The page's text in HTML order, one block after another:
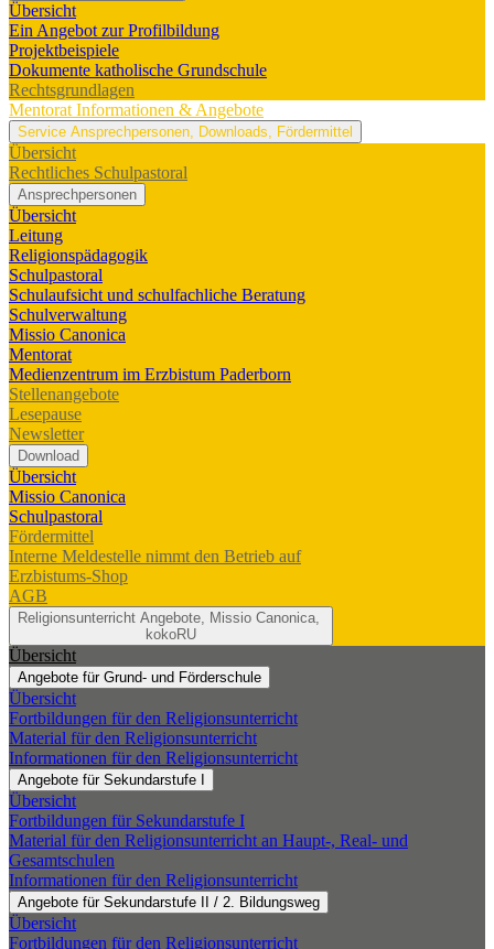
Übersicht
Ein Angebot zur Profilbildung
Projektbeispiele
Dokumente katholische Grundschule
Rechtsgrundlagen
Mentorat Informationen & Angebote
Service Ansprechpersonen, Downloads, Fördermittel
Übersicht
Rechtliches Schulpastoral
Ansprechpersonen
Übersicht
Leitung
Religionspädagogik
Schulpastoral
Schulaufsicht und schulfachliche Beratung
Schulverwaltung
Missio Canonica
Mentorat
Medienzentrum im Erzbistum Paderborn
Stellenangebote
Lesepause
Newsletter
Download
Übersicht
Missio Canonica
Schulpastoral
Fördermittel
Interne Meldestelle nimmt den Betrieb auf
Erzbistums-Shop
AGB
Religionsunterricht Angebote, Missio Canonica,
kokoRU
Übersicht
Angebote für Grund- und Förderschule
Übersicht
Fortbildungen für den Religionsunterricht
Material für den Religionsunterricht
Informationen für den Religionsunterricht
Angebote für Sekundarstufe I
Übersicht
Fortbildungen für Sekundarstufe I
Material für den Religionsunterricht an Haupt-, Real- und
Gesamtschulen
Informationen für den Religionsunterricht
Angebote für Sekundarstufe II / 2. Bildungsweg
Übersicht
Fortbildungen für den Religionsunterricht